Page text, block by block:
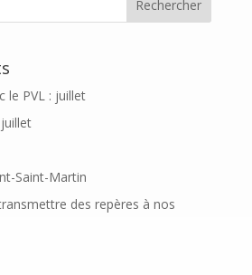
le PVL : juillet
Saint-Martin
des repères à nos